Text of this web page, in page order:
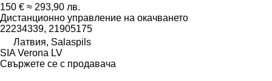
150 € ≈ 293,90 лв.
Дистанционно управление на окачването
22234339, 21905175
Латвия, Salaspils
SIA Verona LV
Свържете се с продавача